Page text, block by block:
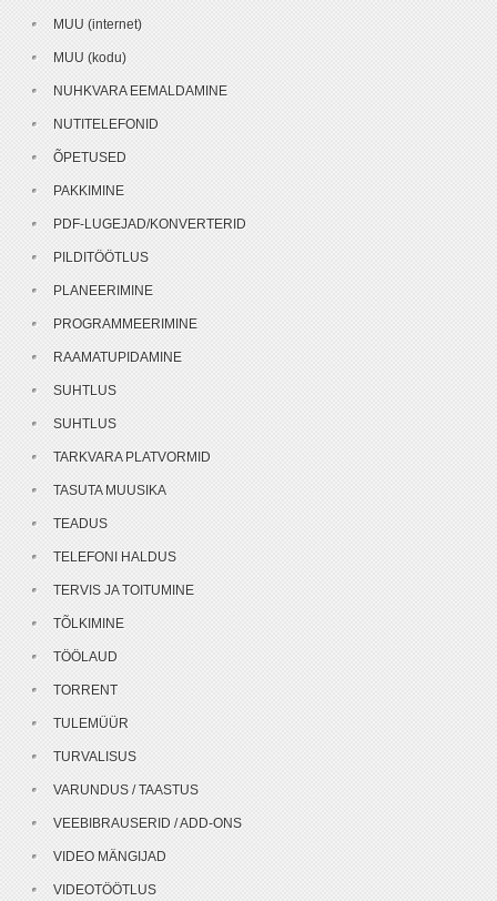
MUU (internet)
MUU (kodu)
NUHKVARA EEMALDAMINE
NUTITELEFONID
ÕPETUSED
PAKKIMINE
PDF-LUGEJAD/KONVERTERID
PILDITÖÖTLUS
PLANEERIMINE
PROGRAMMEERIMINE
RAAMATUPIDAMINE
SUHTLUS
SUHTLUS
TARKVARA PLATVORMID
TASUTA MUUSIKA
TEADUS
TELEFONI HALDUS
TERVIS JA TOITUMINE
TÕLKIMINE
TÖÖLAUD
TORRENT
TULEMÜÜR
TURVALISUS
VARUNDUS / TAASTUS
VEEBIBRAUSERID / ADD-ONS
VIDEO MÄNGIJAD
VIDEOTÖÖTLUS